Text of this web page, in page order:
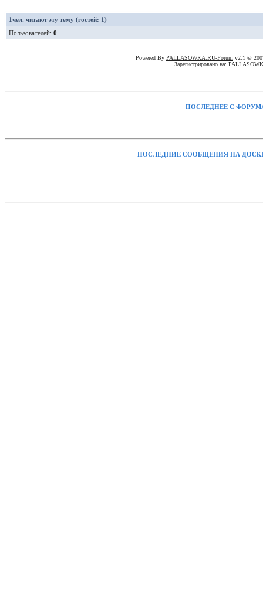
1чел. читают эту тему (гостей: 1)
Пользователей: 0
Powered By PALLASOWKA.RU-Forum v2.1 ©
Зарегистрировано на:
ПОСЛЕДНЕЕ С
ПОСЛЕДНИЕ СООБЩЕНИЯ НА